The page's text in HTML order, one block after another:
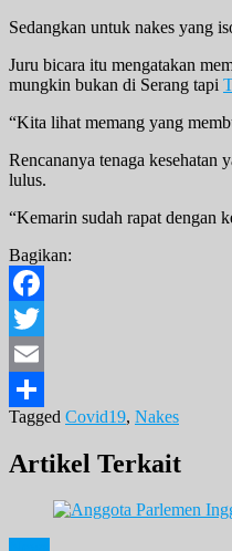
Sedangkan untuk nakes yang
Juru bicara itu mengatakan
mungkin bukan di Serang tapi
“Kita lihat memang yang
Rencananya tenaga
lulus.
“Kemarin sudah rapat dengan
Bagikan:
Facebook
Twitter
Email
Share
Tagged Covid19, Nakes
Artikel Terkait